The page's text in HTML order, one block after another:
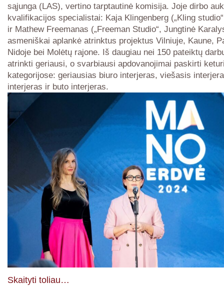
sąjunga (LAS), vertino tarptautinė komisija. Joje dirbo
kvalifikacijos specialistai: Kaja Klingenberg („Kling
ir Mathew Freemanas („Freeman Studio“, Jungtinė
asmeniškai aplankė atrinktus projektus Vilniuje, Kaune,
Nidoje bei Molėtų rajone. Iš daugiau nei 150 pateiktų
atrinkti geriausi, o svarbiausi apdovanojimai paskirti
kategorijose: geriausias biuro interjeras, viešasis
interjeras ir buto interjeras.
Skaityti toliau…